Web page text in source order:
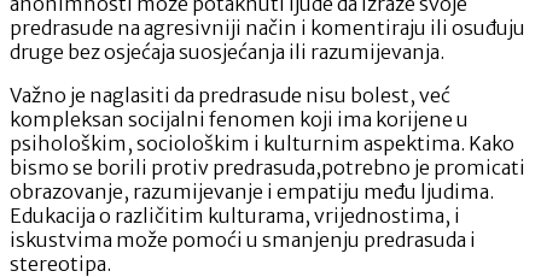
predrasude na agresivniji način i komentiraju ili osuđuju
druge bez osjećaja suosjećanja ili razumijevanja.
Važno je naglasiti da predrasude nisu bolest, već
kompleksan socijalni fenomen koji ima korijene u
psihološkim, sociološkim i kulturnim aspektima. Kako
bismo se borili protiv predrasuda,potrebno je promicati
obrazovanje, razumijevanje i empatiju među ljudima.
Edukacija o različitim kulturama, vrijednostima, i
iskustvima može pomoći u smanjenju predrasuda i
stereotipa.